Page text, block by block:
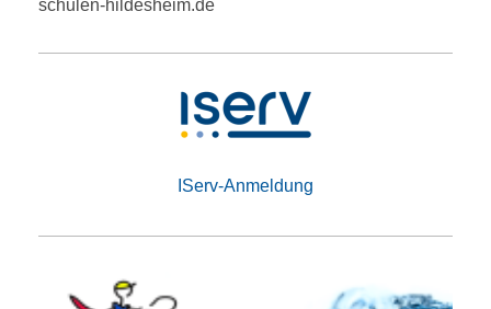
schulen-hildesheim.de
IServ-Anmeldung